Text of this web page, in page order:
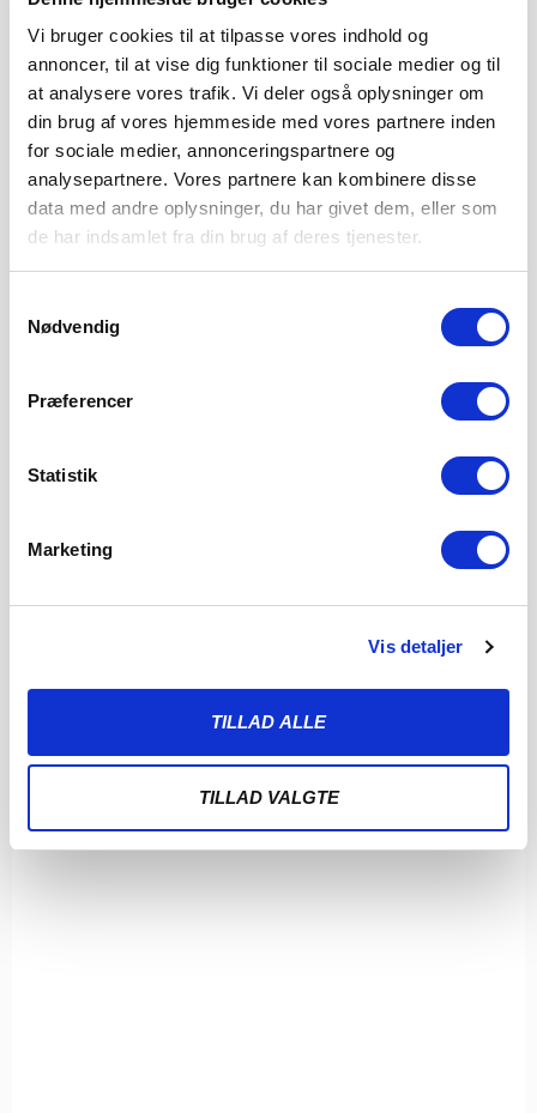
Vi bruger cookies til at tilpasse vores indhold og
annoncer, til at vise dig funktioner til sociale medier og til
at analysere vores trafik. Vi deler også oplysninger om
din brug af vores hjemmeside med vores partnere inden
for sociale medier, annonceringspartnere og
analysepartnere. Vores partnere kan kombinere disse
data med andre oplysninger, du har givet dem, eller som
de har indsamlet fra din brug af deres tjenester.
Nødvendig
Præferencer
Statistik
Marketing
Vis detaljer
TILLAD ALLE
TILLAD VALGTE
STORE SØNDAGSSLAG VENTER
Kampene i runde 8 og 9 i 3F Superliga er nu programsat.
Der venter søndagskampe